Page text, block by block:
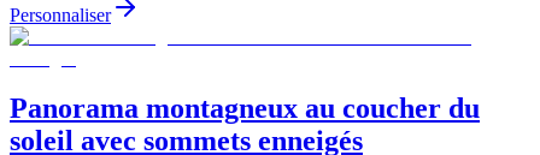
Personnaliser
Panorama montagneux au coucher du
soleil avec sommets enneigés